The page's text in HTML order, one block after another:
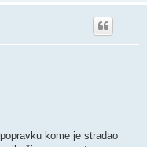
kome je stradao